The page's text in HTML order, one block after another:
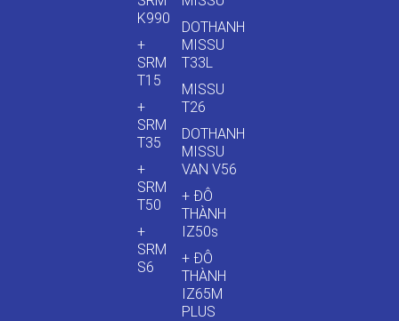
K990
+
SRM
T15
+
SRM
T35
+
SRM
T50
+
SRM
S6
DOTHANH
MISSU
T33L
MISSU
T26
DOTHANH
MISSU
VAN V56
+ ĐÔ
THÀNH
IZ50s
+ ĐÔ
THÀNH
IZ65M
PLUS